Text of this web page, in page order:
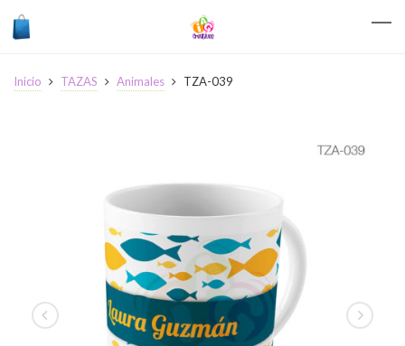
Inicio TAZAS Animales TZA-039